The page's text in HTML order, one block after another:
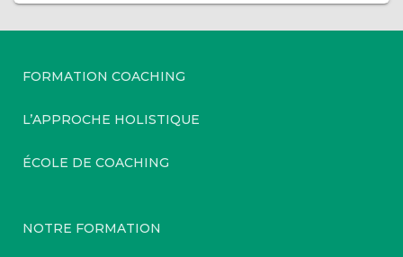
FORMATION COACHING
L’APPROCHE HOLISTIQUE
ÉCOLE DE COACHING
NOTRE FORMATION